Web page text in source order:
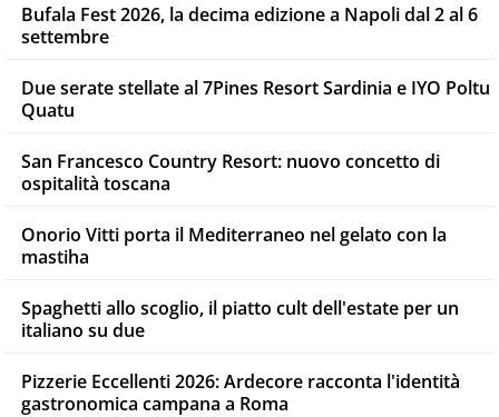
Bufala Fest 2026, la decima edizione a Napoli dal 2 al 6
settembre
Due serate stellate al 7Pines Resort Sardinia e IYO Poltu
Quatu
San Francesco Country Resort: nuovo concetto di
ospitalità toscana
Onorio Vitti porta il Mediterraneo nel gelato con la
mastiha
Spaghetti allo scoglio, il piatto cult dell'estate per un
italiano su due
Pizzerie Eccellenti 2026: Ardecore racconta l'identità
gastronomica campana a Roma